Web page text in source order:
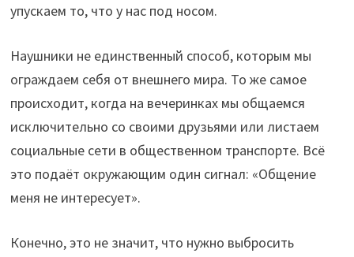
упускаем то, что у нас под носом.
Наушники не единственный способ, которым мы
ограждаем себя от внешнего мира. То же самое
происходит, когда на вечеринках мы общаемся
исключительно со своими друзьями или листаем
социальные сети в общественном транспорте. Всё
это подаёт окружающим один сигнал: «Общение
меня не интересует».
Конечно, это не значит, что нужно выбросить